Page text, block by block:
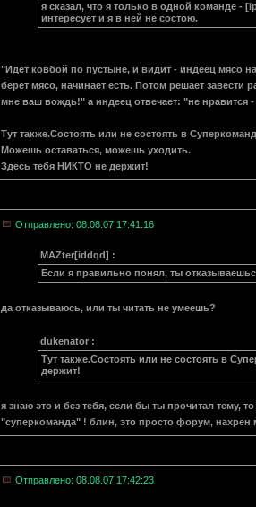
я сказал, что я только в одной команде -
интересует и я в ней не состою.
"Идет ковбой по пустыне, и видит - индеец мясо
берет мясо, начинает есть. Потом решает завести
мне ваш вождь!" а индеец отвечает: "не нравится
Тут также.Состоять или не состоять в
Можешь оставаться, можешь уходить.
Здесь тебя НИКТО не держит!
Отправлено: 08.08.07 17:41:16
MAZter[iddqd] :
Если я правильно понял, ты
да отказываюсь, или ты читать не умеешь?
dukenator :
Тут также.Состоять или не состоять в
держит!
я знаю это и без тебя, если бы ты прочитал тему,
"суперкоманда" ! блин, это просто форум, нахрен
Отправлено: 08.08.07 17:42:23